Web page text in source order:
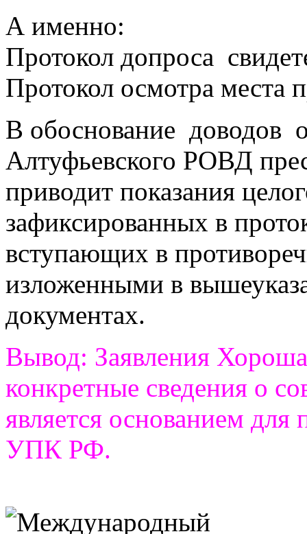
А именно:
Протокол допроса
Протокол осмотра места
В обоснование доводов
Алтуфьевского РОВД
приводит показания
зафиксированных в
вступающих в
изложенными в
документах.
Вывод: Заявления
конкретные сведения о
является основанием для
УПК РФ.